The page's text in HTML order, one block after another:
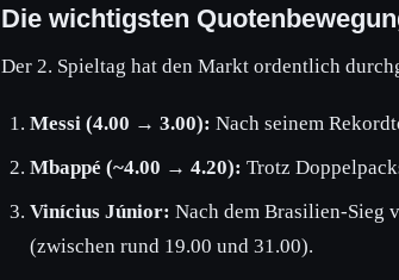
Die wichtigsten
Der 2. Spieltag hat den Markt ordentlich
Messi (4.00 → 3.00): Nach seinem
Mbappé (~4.00 → 4.20): Trotz
Vinícius Júnior: Nach dem Brasilien-Sieg
(zwischen rund 19.00 und 31.00).